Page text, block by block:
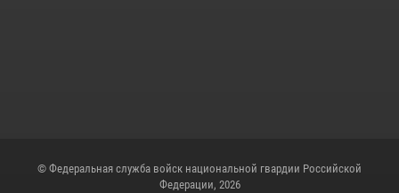
© Федеральная служба войск национальной гвардии Российской
Федерации, 2026